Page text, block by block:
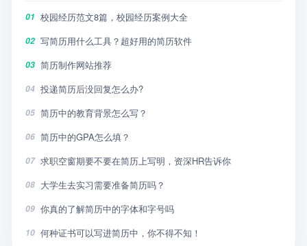
01 校园经历范文8篇，校园经历案例大全
02 写简历用什么工具？超好用的简历软件
03 简历制作网站推荐
04 投递简历后没回复怎么办?
05 简历中的教育背景怎么写？
06 简历中的GPA怎么填？
07 求职空窗期要不要在简历上写明，资深HR告诉你
08 大学生去实习需要准备简历吗？
09 你真的了解简历中的字体和字号吗
10 何种证书可以写进简历中，你不得不知！